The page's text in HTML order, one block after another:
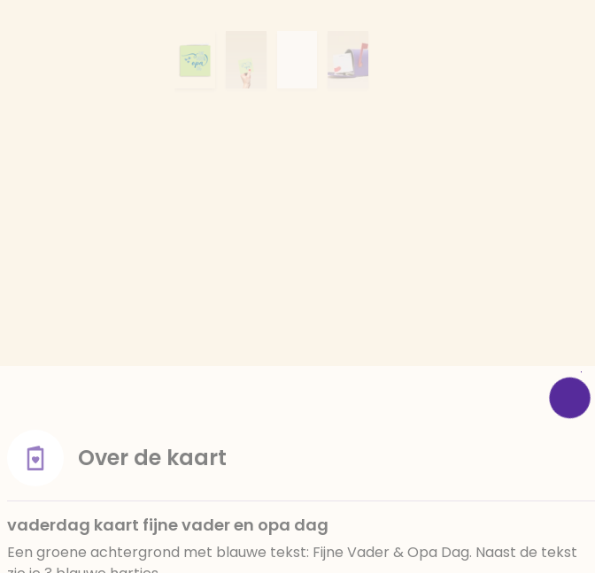
Over de kaart
vaderdag kaart fijne vader en opa dag
Een groene achtergrond met blauwe tekst: Fijne Vader & Opa Dag. Naast de tekst